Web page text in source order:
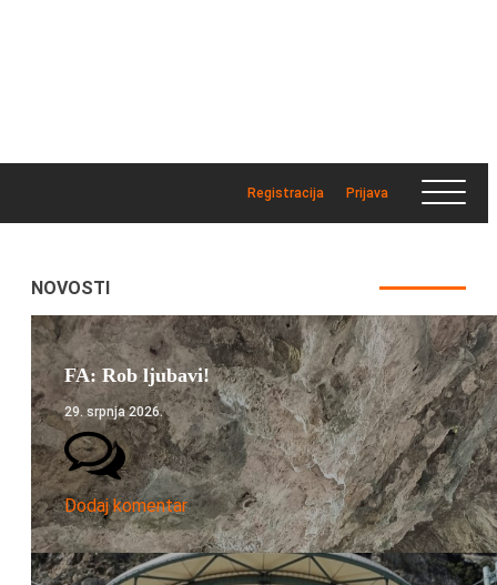
Registracija Prijava
NOVOSTI
FA: Rob ljubavi!
29. srpnja 2026.
Dodaj komentar